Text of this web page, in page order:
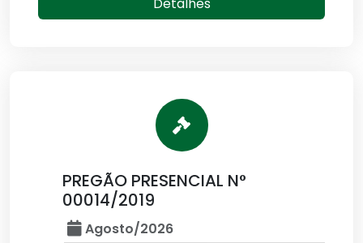
PREGÃO PRESENCIAL N°
00014/2019
Agosto/2026